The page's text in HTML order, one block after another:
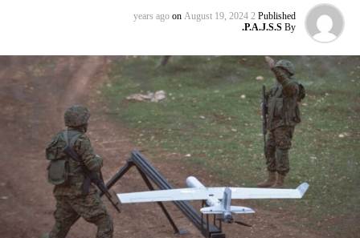
نسبه الحزب الى إسرائيل”.
Published
2 years ago
on August 19, 2024
By
P.A.J.S.S.